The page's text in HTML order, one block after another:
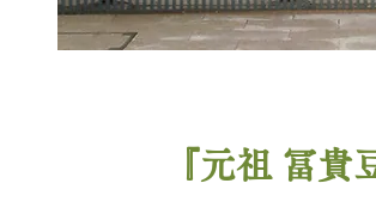
『元祖 冨貴